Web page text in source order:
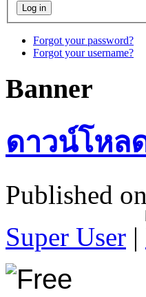
Forgot your password?
Forgot your username?
Banner
ดาวน์โหล
Published
Super User |